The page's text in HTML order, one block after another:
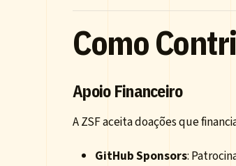
Como
Apoio Financeiro
A ZSF aceita doações que
GitHub Sponsors: